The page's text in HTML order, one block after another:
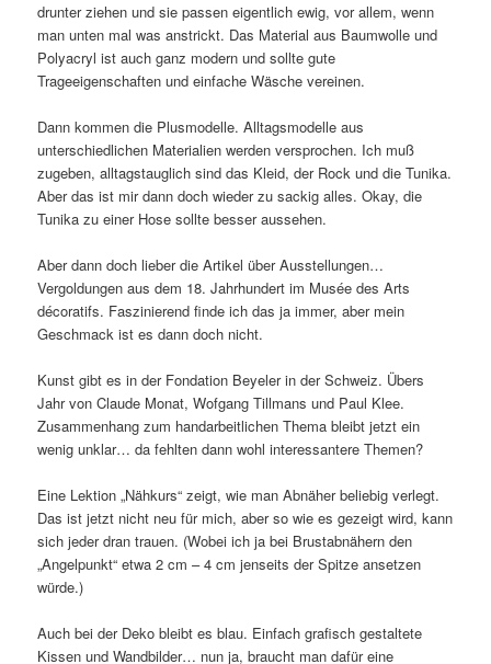
drunter ziehen und sie passen eigentlich ewig, vor allem, wenn
man unten mal was anstrickt. Das Material aus Baumwolle und
Polyacryl ist auch ganz modern und sollte gute
Trageeigenschaften und einfache Wäsche vereinen.
Dann kommen die Plusmodelle. Alltagsmodelle aus
unterschiedlichen Materialien werden versprochen. Ich muß
zugeben, alltagstauglich sind das Kleid, der Rock und die Tunika.
Aber das ist mir dann doch wieder zu sackig alles. Okay, die
Tunika zu einer Hose sollte besser aussehen.
Aber dann doch lieber die Artikel über Ausstellungen…
Vergoldungen aus dem 18. Jahrhundert im Musée des Arts
décoratifs. Faszinierend finde ich das ja immer, aber mein
Geschmack ist es dann doch nicht.
Kunst gibt es in der Fondation Beyeler in der Schweiz. Übers
Jahr von Claude Monat, Wofgang Tillmans und Paul Klee.
Zusammenhang zum handarbeitlichen Thema bleibt jetzt ein
wenig unklar… da fehlten dann wohl interessantere Themen?
Eine Lektion „Nähkurs“ zeigt, wie man Abnäher beliebig verlegt.
Das ist jetzt nicht neu für mich, aber so wie es gezeigt wird, kann
sich jeder dran trauen. (Wobei ich ja bei Brustabnähern den
„Angelpunkt“ etwa 2 cm – 4 cm jenseits der Spitze ansetzen
würde.)
Auch bei der Deko bleibt es blau. Einfach grafisch gestaltete
Kissen und Wandbilder… nun ja, braucht man dafür eine